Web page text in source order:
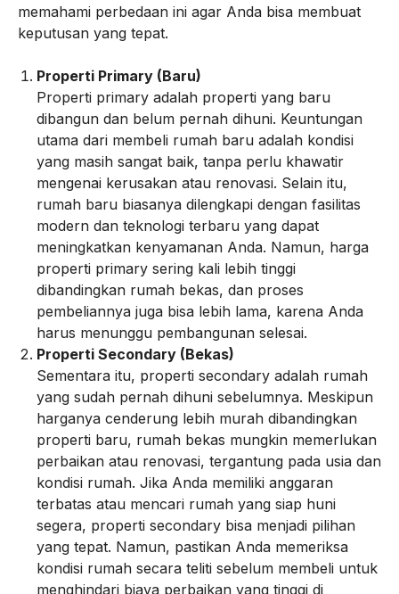
memahami perbedaan ini agar Anda bisa membuat
keputusan yang tepat.
Properti Primary (Baru)
Properti primary adalah properti yang baru
dibangun dan belum pernah dihuni. Keuntungan
utama dari membeli rumah baru adalah kondisi
yang masih sangat baik, tanpa perlu khawatir
mengenai kerusakan atau renovasi. Selain itu,
rumah baru biasanya dilengkapi dengan fasilitas
modern dan teknologi terbaru yang dapat
meningkatkan kenyamanan Anda. Namun, harga
properti primary sering kali lebih tinggi
dibandingkan rumah bekas, dan proses
pembeliannya juga bisa lebih lama, karena Anda
harus menunggu pembangunan selesai.
Properti Secondary (Bekas)
Sementara itu, properti secondary adalah rumah
yang sudah pernah dihuni sebelumnya. Meskipun
harganya cenderung lebih murah dibandingkan
properti baru, rumah bekas mungkin memerlukan
perbaikan atau renovasi, tergantung pada usia dan
kondisi rumah. Jika Anda memiliki anggaran
terbatas atau mencari rumah yang siap huni
segera, properti secondary bisa menjadi pilihan
yang tepat. Namun, pastikan Anda memeriksa
kondisi rumah secara teliti sebelum membeli untuk
menghindari biaya perbaikan yang tinggi di